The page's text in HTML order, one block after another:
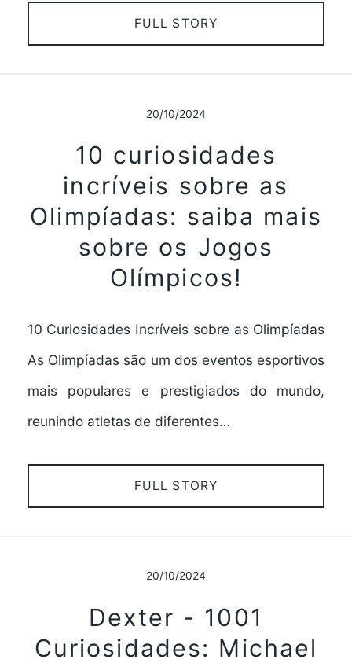
FULL STORY
20/10/2024
10 curiosidades
incríveis sobre as
Olimpíadas: saiba mais
sobre os Jogos
Olímpicos!
10 Curiosidades Incríveis sobre as Olimpíadas
As Olimpíadas são um dos eventos esportivos
mais populares e prestigiados do mundo,
reunindo atletas de diferentes…
FULL STORY
20/10/2024
Dexter - 1001
Curiosidades: Michael